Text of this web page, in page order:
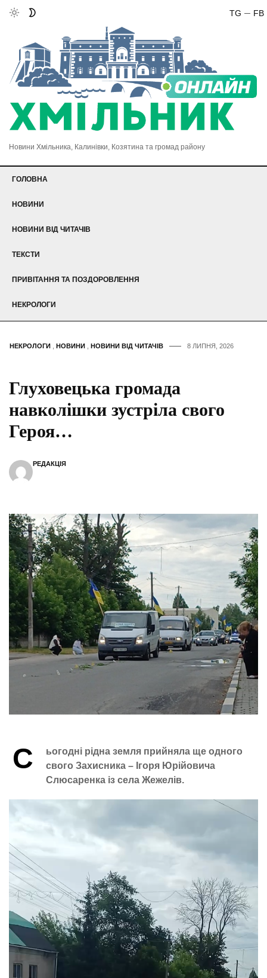
FB
TG
Новини Хмільника, Калинівки, Козятина та громад району
ГОЛОВНА
НОВИНИ
НОВИНИ ВІД ЧИТАЧІВ
ТЕКСТИ
ПРИВІТАННЯ ТА ПОЗДОРОВЛЕННЯ
НЕКРОЛОГИ
НЕКРОЛОГИ НОВИНИ НОВИНИ ВІД ЧИТАЧІВ 8 ЛИПНЯ, 2026
Глуховецька громада
навколішки зустріла свого
Героя…
РЕДАКЦІЯ
С
ьогодні рідна земля прийняла ще одного
свого Захисника – Ігоря Юрійовича
Слюсаренка із села Жежелів.